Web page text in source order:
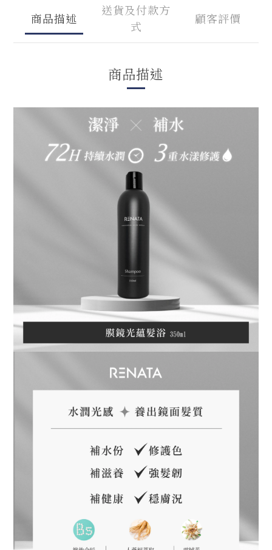
商品描述
送貨及付款方
式
顧客評價
商品描述